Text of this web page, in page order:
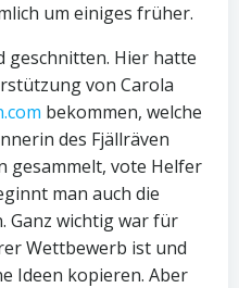
um einiges früher.
geschnitten. Hier hatte
von Carola
bekommen, welche
des Fjällräven
gesammelt, vote Helfer
man auch die
Ganz wichtig war für
Wettbewerb ist und
Ideen kopieren. Aber